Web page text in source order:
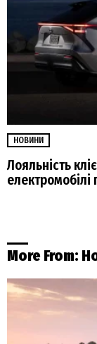
НОВИНИ
Лояльність
More From: